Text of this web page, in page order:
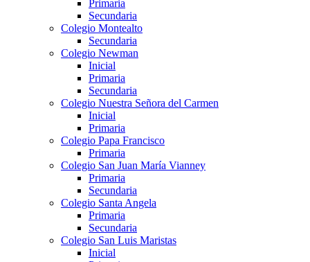
Primaria
Secundaria
Colegio Montealto
Secundaria
Colegio Newman
Inicial
Primaria
Secundaria
Colegio Nuestra Señora del Carmen
Inicial
Primaria
Colegio Papa Francisco
Primaria
Colegio San Juan María Vianney
Primaria
Secundaria
Colegio Santa Angela
Primaria
Secundaria
Colegio San Luis Maristas
Inicial